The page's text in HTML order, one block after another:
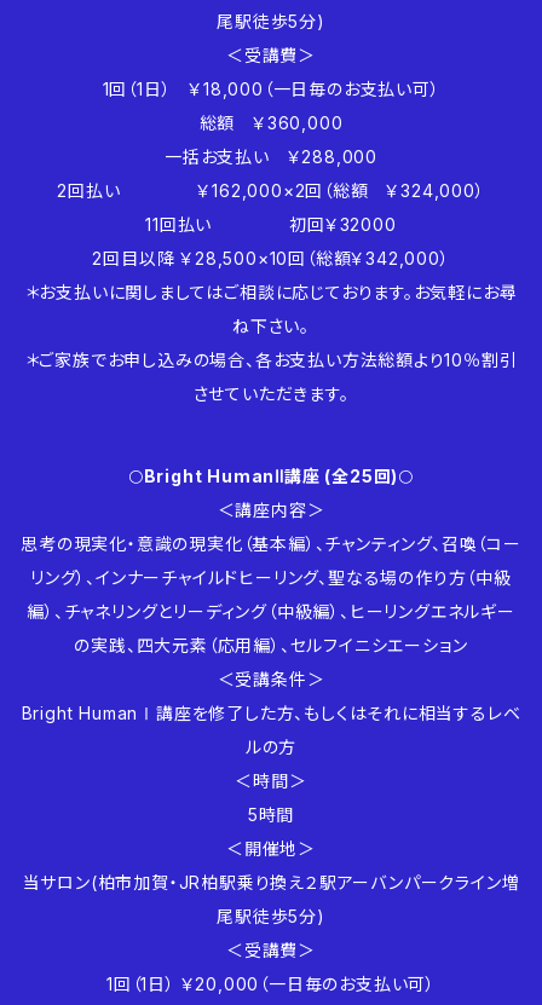
尾駅徒歩5分)
＜受講費＞
1回（1日） ￥18,000（一日毎のお支払い可）
総額 ￥360,000
一括お支払い ￥288,000
2回払い ￥162,000×2回（総額 ￥324,000）
11回払い 初回￥32000
2回目以降 ￥28,500×10回（総額￥342,000）
＊お支払いに関しましてはご相談に応じております。お気軽にお尋
ね下さい。
＊ご家族でお申し込みの場合、各お支払い方法総額より10％割引
させていただきます。
🌕 Bright HumanⅡ講座 (全25回)🌕
＜講座内容＞
思考の現実化・意識の現実化（基本編）、チャンティング、召喚（コー
リング）、インナーチャイルドヒーリング、聖なる場の作り方（中級
編）、チャネリングとリーディング（中級編）、ヒーリングエネルギー
の実践、四大元素（応用編）、セルフイニシエーション
＜受講条件＞
Bright HumanⅠ講座を修了した方、もしくはそれに相当するレベ
ルの方
＜時間＞
5時間
＜開催地＞
当サロン(柏市加賀・JR柏駅乗り換え２駅アーバンパークライン増
尾駅徒歩5分)
＜受講費＞
1回（1日） ￥20,000（一日毎のお支払い可）